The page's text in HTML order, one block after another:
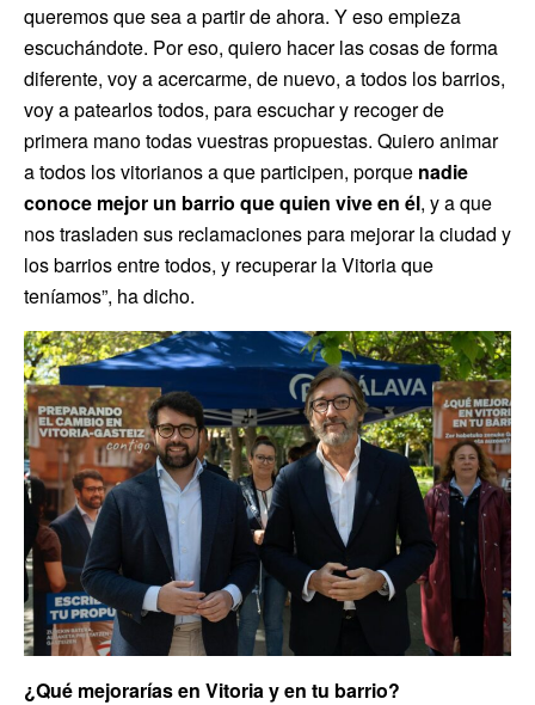
queremos que sea a partir de ahora. Y eso empieza
escuchándote. Por eso, quiero hacer las cosas de forma
diferente, voy a acercarme, de nuevo, a todos los barrios,
voy a patearlos todos, para escuchar y recoger de
primera mano todas vuestras propuestas. Quiero animar
a todos los vitorianos a que participen, porque nadie
conoce mejor un barrio que quien vive en él, y a que
nos trasladen sus reclamaciones para mejorar la ciudad y
los barrios entre todos, y recuperar la Vitoria que
teníamos”, ha dicho.
¿Qué mejorarías en Vitoria y en tu barrio?